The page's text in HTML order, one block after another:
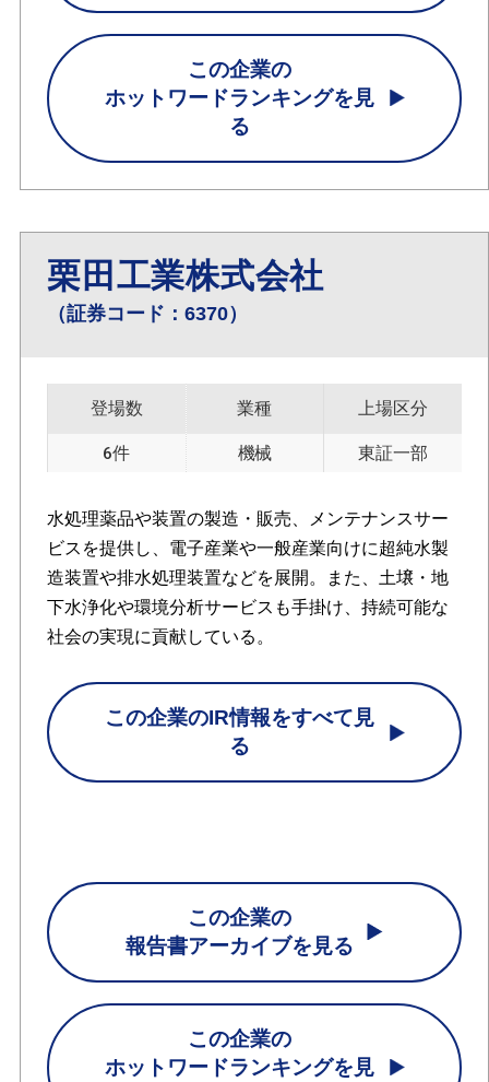
この企業の
ホットワードランキングを見
る
栗田工業株式会社
（証券コード：6370）
登場数
6件
業種
機械
上場区分
東証一部
水処理薬品や装置の製造・販売、メンテナンスサー
ビスを提供し、電子産業や一般産業向けに超純水製
造装置や排水処理装置などを展開。また、土壌・地
下水浄化や環境分析サービスも手掛け、持続可能な
社会の実現に貢献している。
この企業のIR情報をすべて見
る
この企業の
報告書アーカイブを見る
この企業の
ホットワードランキングを見